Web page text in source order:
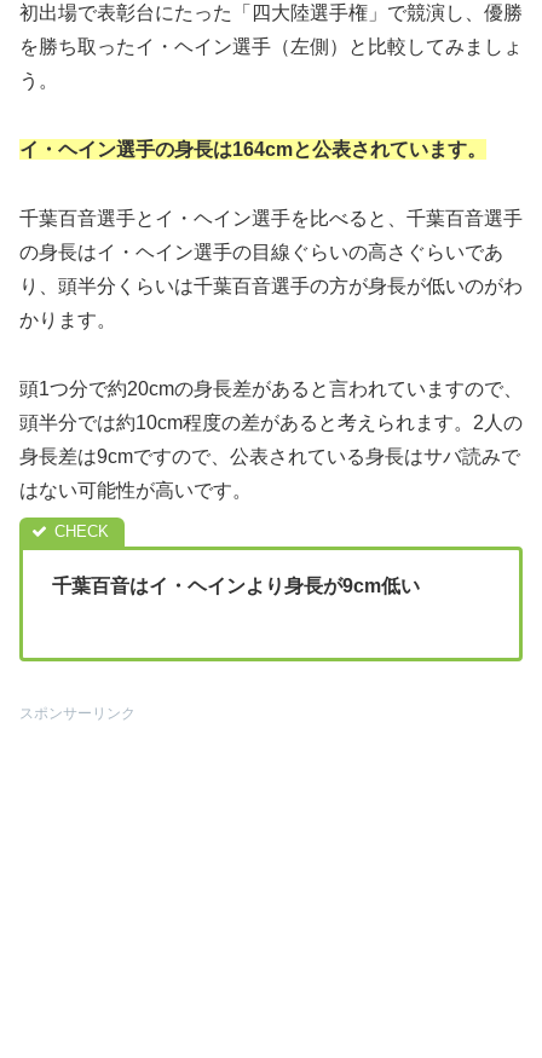
初出場で表彰台にたった「四大陸選手権」で競演し、優勝
を勝ち取ったイ・ヘイン選手（左側）と比較してみましょ
う。
イ・ヘイン選手の身長は164cmと公表されています。
千葉百音選手とイ・ヘイン選手を比べると、千葉百音選手
の身長はイ・ヘイン選手の目線ぐらいの高さぐらいであ
り、頭半分くらいは千葉百音選手の方が身長が低いのがわ
かります。
頭1つ分で約20cmの身長差があると言われていますので、
頭半分では約10cm程度の差があると考えられます。2人の
身長差は9cmですので、公表されている身長はサバ読みで
はない可能性が高いです。
千葉百音はイ・ヘインより身長が9cm低い
スポンサーリンク